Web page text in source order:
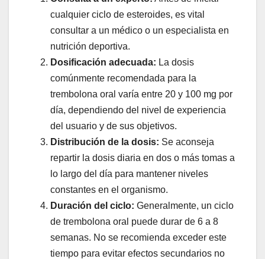
cualquier ciclo de esteroides, es vital
consultar a un médico o un especialista en
nutrición deportiva.
Dosificación adecuada: La dosis
comúnmente recomendada para la
trembolona oral varía entre 20 y 100 mg por
día, dependiendo del nivel de experiencia
del usuario y de sus objetivos.
Distribución de la dosis: Se aconseja
repartir la dosis diaria en dos o más tomas a
lo largo del día para mantener niveles
constantes en el organismo.
Duración del ciclo: Generalmente, un ciclo
de trembolona oral puede durar de 6 a 8
semanas. No se recomienda exceder este
tiempo para evitar efectos secundarios no